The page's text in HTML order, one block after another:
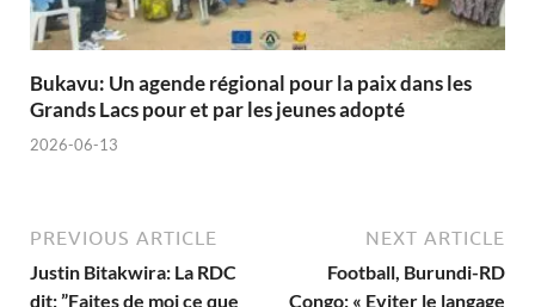
Bukavu: Un agende régional pour la paix dans les
Grands Lacs pour et par les jeunes adopté
2026-06-13
PREVIOUS ARTICLE
Justin Bitakwira: La RDC
dit: ”Faites de moi ce que
NEXT ARTICLE
Football, Burundi-RD
Congo: « Eviter le langage